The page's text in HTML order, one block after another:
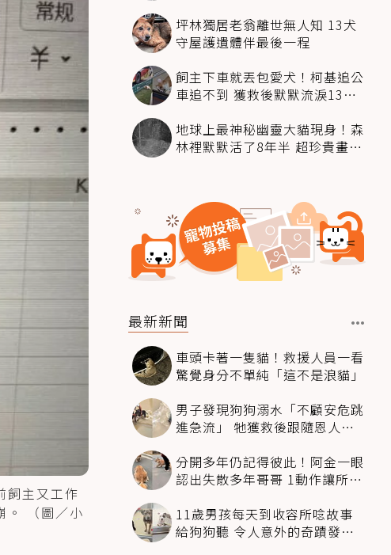
飼主又工作
。 （圖／小
坪林獨居老翁離世無人知 13犬
守屋護遺體伴最後一程
飼主下車就丟包愛犬！柯基追公
車追不到 獲救後默默流淚13萬
地球上最神秘幽靈大貓現身！森
林裡默默活了8年半 超珍貴畫面
最新新聞
車頭卡著一隻貓！救援人員一看
驚覺身分不單純「這不是浪貓」
男子發現狗狗溺水「不顧安危跳
進急流」 牠獲救後跟隨恩人不
分開多年仍記得彼此！阿金一眼
認出失散多年哥哥 1動作讓所有
11歲男孩每天到收容所唸故事
給狗狗聽 令人意外的奇蹟發生